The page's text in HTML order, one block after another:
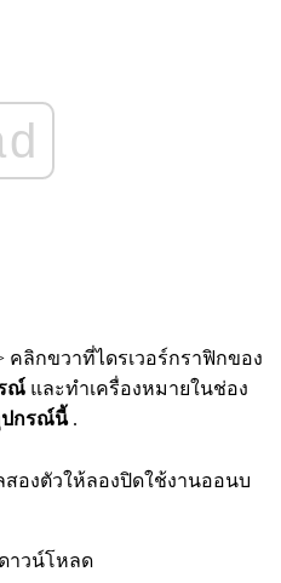
คลิกขวาที่ไดรเวอร์กราฟิกของ
ณ์ และทำเครื่องหมายในช่อง
ปกรณ์นี้.
องตัวให้ลองปิดใช้งานออนบ
าวน์โหลด